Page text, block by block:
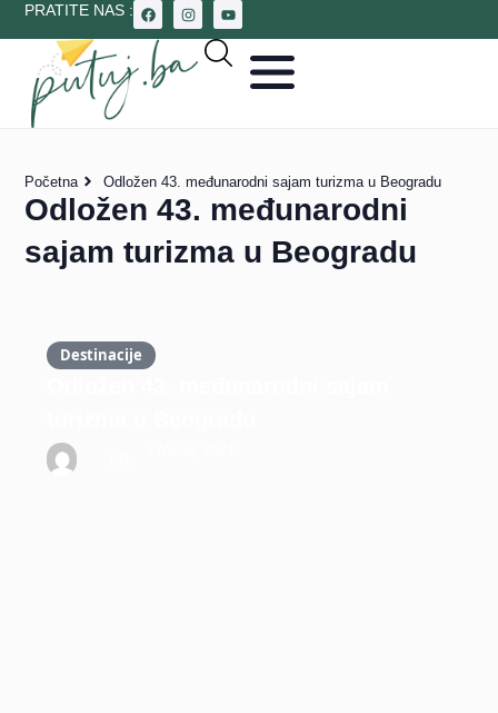
PRATITE NAS :
Početna Odložen 43. međunarodni sajam turizma u Beogradu
Odložen 43. međunarodni
sajam turizma u Beogradu
Destinacije